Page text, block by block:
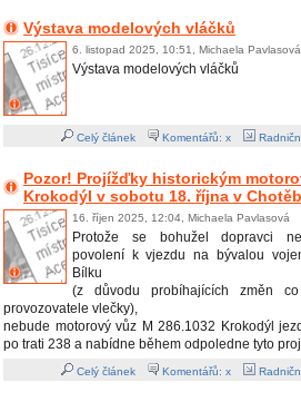
Výstava modelových vláčků
6. listopad 2025, 10:51, Michaela Pavlasová
Výstava modelových vláčků
Celý článek Komentářů: x
Pozor! Projížďky historickým
Krokodýl v sobotu 18. října v
16. říjen 2025, 12:04, Michaela Pavlasová
Protože se bohužel dopravci
povolení k vjezdu na bývalou
Bílku
(z důvodu probíhajících změn
provozovatele vlečky),
nebude motorový vůz M 286.1032 Krokodýl
po trati 238 a nabídne během odpoledne tyto
Celý článek Komentářů: x